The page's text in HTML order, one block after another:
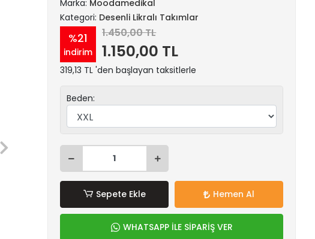
Marka: Moodamedikal
Kategori: Desenli Likralı Takımlar
%21
indirim
1.450,00 TL
1.150,00 TL
319,13 TL 'den başlayan taksitlerle
Beden:
Sepete Ekle Hemen Al
WHATSAPP İLE SİPARİŞ VER